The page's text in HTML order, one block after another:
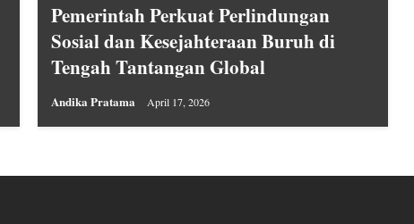
Pemerintah Perkuat Perlindungan
Sosial dan Kesejahteraan Buruh di
Tengah Tantangan Global
Andika Pratama April 17, 2026